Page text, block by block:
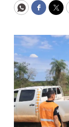
WhatsApp